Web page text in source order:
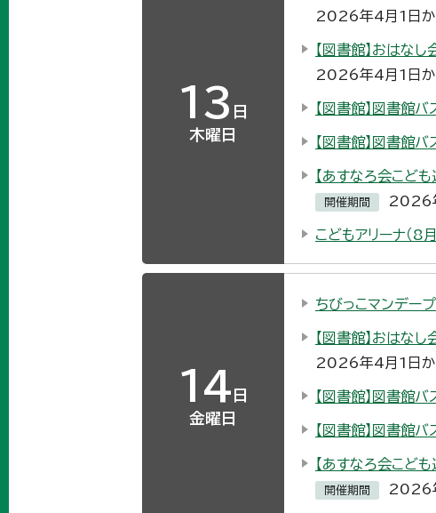
13 日
木曜日
2026年4月1日か
【図書館】おはなし
2026年4月1日か
【図書館】図書館
【図書館】図書館
【あすなろ会こど
開催期間 2026
こどもアリーナ（8
14 日
金曜日
ちびっこマンデー
【図書館】おはなし
2026年4月1日か
【図書館】図書館
【図書館】図書館
【あすなろ会こど
開催期間 2026